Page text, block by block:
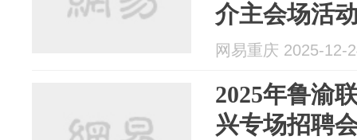
介主会场活
网易重庆 2025-12-
2025年鲁渝
兴专场招聘